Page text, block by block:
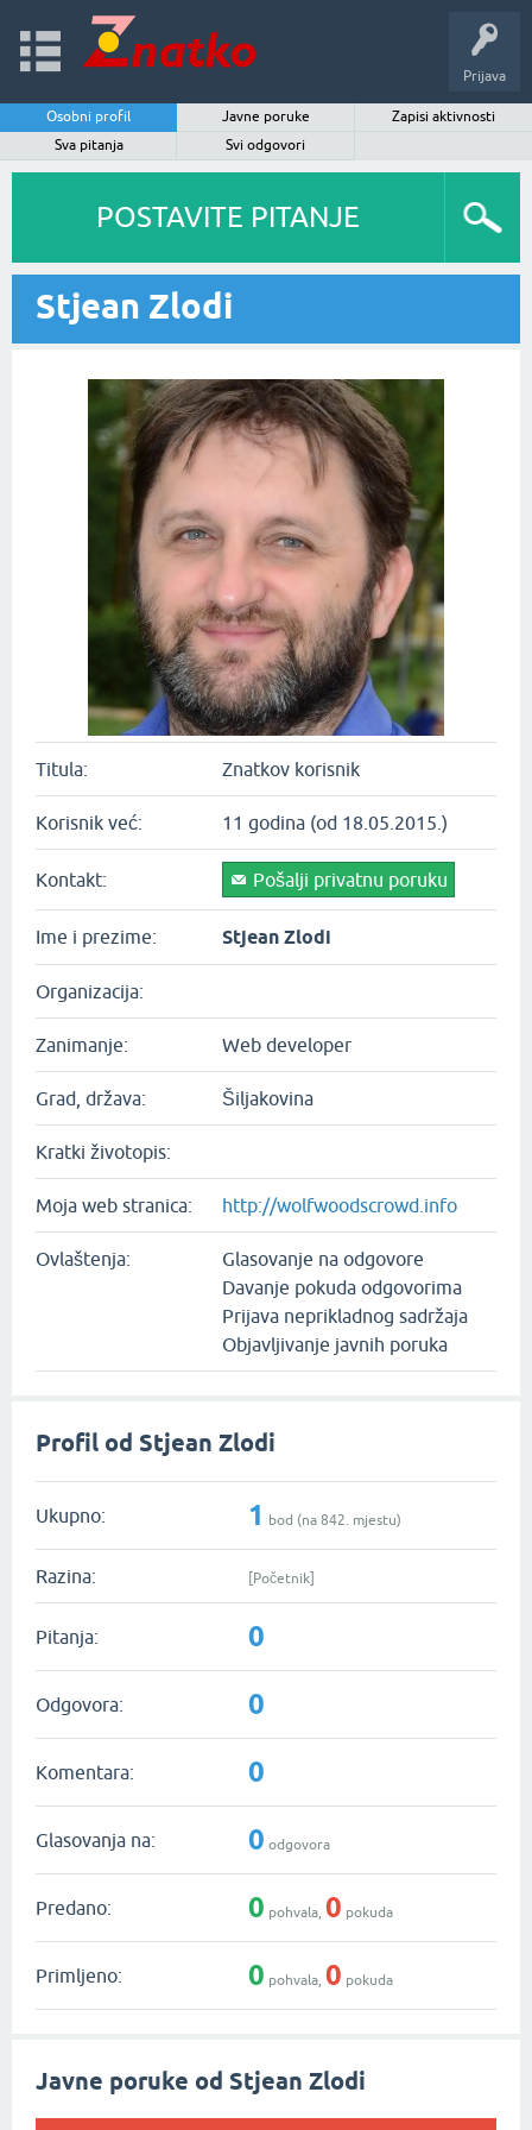
Prijava
Osobni profil Javne poruke
Zapisi aktivnosti
Sva pitanja
Svi odgovori
POSTAVITE PITANJE
Stjean Zlodi
Titula: Znatkov korisnik
Korisnik već: 11 godina (od 18.05.2015.)
Kontakt: Pošalji privatnu poruku
Ime i prezime: Stjean Zlodi
Organizacija:
Zanimanje: Web developer
Grad, država: Šiljakovina
Kratki životopis:
Moja web stranica: http://wolfwoodscrowd.info
Ovlaštenja:
Glasovanje na odgovore
Davanje pokuda odgovorima
Prijava neprikladnog sadržaja
Objavljivanje javnih poruka
Profil od Stjean Zlodi
Ukupno: 1 bod (na 842 . mjestu)
Razina: [Početnik]
Pitanja: 0
Odgovora: 0
Komentara: 0
Glasovanja na: 0 odgovora
Predano: 0 pohvala, 0 pokuda
Primljeno: 0 pohvala, 0 pokuda
Javne poruke od Stjean Zlodi